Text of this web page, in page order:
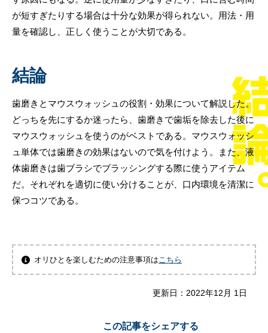
が短すぎたりする場合は十分な効果が得られない。用法・用
量を確認し、正しく使うことが大切である。
結論
歯磨きとマウスウォッシュの役割・効果について解説した。
どっちを先にするか迷ったら、歯磨きで歯垢を除去した後に
マウスウォッシュを使うのがベストである。マウスウォッシ
ュ単体では歯磨きの効果はないので気を付けよう。また、液
体歯磨きは歯ブラシでブラッシングする際に使うアイテム
だ。それぞれを適切に使い分けることが、口内環境を清潔に
保つコツである。
オリひとを楽しむための注意事項は こちら
更新日： 2022年12月 1日
この記事をシェアする